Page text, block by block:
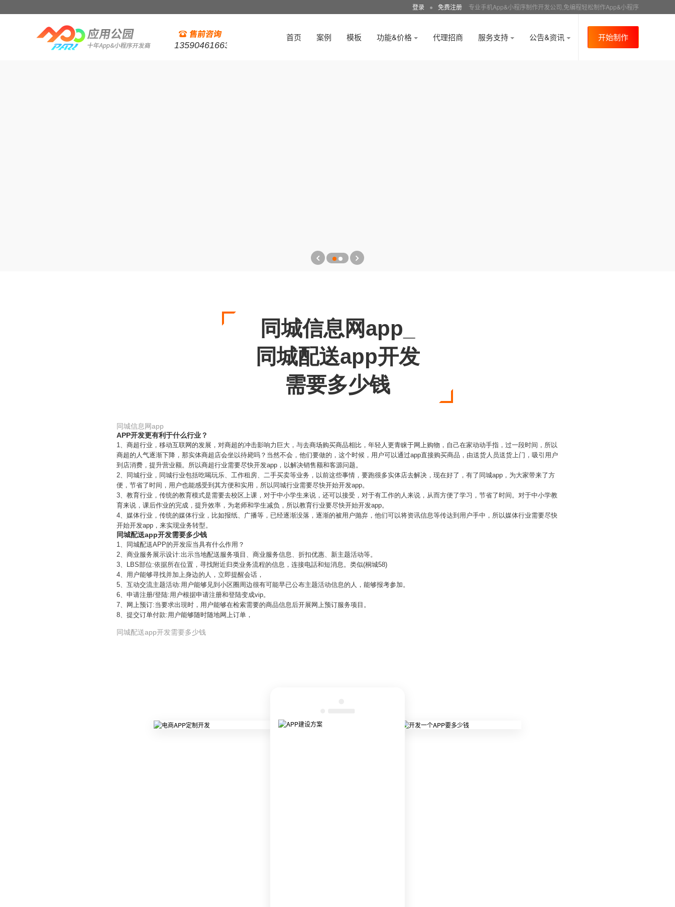
登录 ● 免费注册 专业手机App&小程序制作开发公司,免编程轻松制作App&小程序
13590461663
首页 案例 模板 功能&价格 代理招商 服务支持 公告&资讯 开始制作
同城信息网app_
同城配送app开发
需要多少钱
同城信息网app
APP开发更有利于什么行业？
1、商超行业，移动互联网的发展，对商超的冲击影响力巨大，与去商场购买商品相比，年轻人更青睐于网上购物，自己在家动动手指，过一段时间，所以
商超的人气逐渐下降，那实体商超店会坐以待毙吗？当然不会，他们要做的，这个时候，用户可以通过app直接购买商品，由送货人员送货上门，吸引用户
到店消费，提升营业额。所以商超行业需要尽快开发app，以解决销售额和客源问题。
2、同城行业，同城行业包括吃喝玩乐、工作租房、二手买卖等业务，以前这些事情，要跑很多实体店去解决，现在好了，有了同城app，为大家带来了方
便，节省了时间，用户也能感受到其方便和实用，所以同城行业需要尽快开始开发app。
3、教育行业，传统的教育模式是需要去校区上课，对于中小学生来说，还可以接受，对于有工作的人来说，从而方便了学习，节省了时间。对于中小学教
育来说，课后作业的完成，提升效率，为老师和学生减负，所以教育行业要尽快开始开发app。
4、媒体行业，传统的媒体行业，比如报纸、广播等，已经逐渐没落，逐渐的被用户抛弃，他们可以将资讯信息等传达到用户手中，所以媒体行业需要尽快
开始开发app，来实现业务转型。
同城配送app开发需要多少钱
1、同城配送APP的开发应当具有什么作用？
2、商业服务展示设计:出示当地配送服务项目、商业服务信息、折扣优惠、新主题活动等。
3、LBS部位:依据所在位置，寻找附近归类业务流程的信息，连接电話和短消息。类似(桐城58)
4、用户能够寻找并加上身边的人，立即提醒会话，
5、互动交流主题活动:用户能够见到小区圈周边很有可能早已公布主题活动信息的人，能够报考参加。
6、申请注册/登陆:用户根据申请注册和登陆变成vip。
7、网上预订:当要求出現时，用户能够在检索需要的商品信息后开展网上预订服务项目。
8、提交订单付款:用户能够随时随地网上订单，
同城配送app开发需要多少钱